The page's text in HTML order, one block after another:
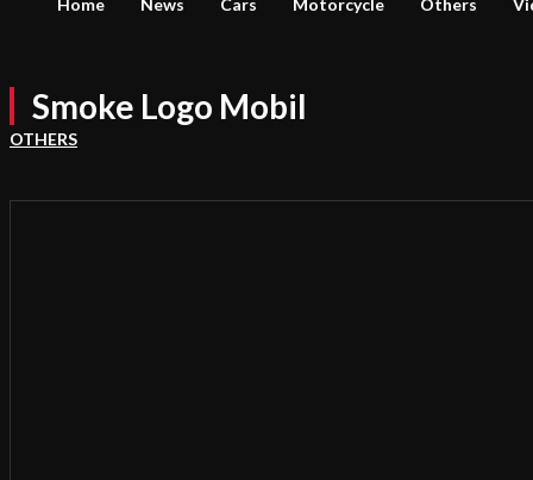
Home News Cars Motorcycle Others
Smoke Logo Mobil
OTHERS